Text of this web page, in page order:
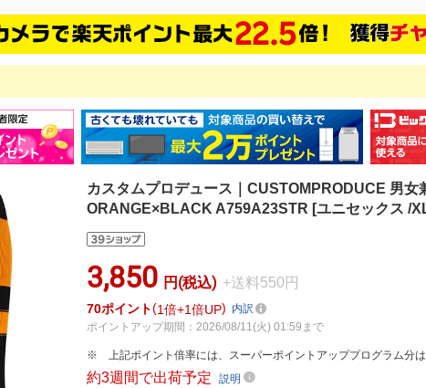
カスタムプロデュース｜CUSTOMPRODUCE 男
ORANGE×BLACK A759A23STR [ユニセックス /
3,850 円(税込) +送料550円
70ポイント 1倍 1倍UP
内訳
ポイントアップ期間：2026/08/11(火) 01:59まで
上記ポイント倍率には、スーパーポイントアッププログラム分
約3週間で出荷予定説明